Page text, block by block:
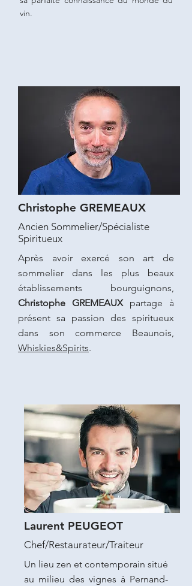
vin.
Christophe GREMEAUX
Ancien Sommelier/Spécialiste
Spiritueux
Après avoir exercé son art de
sommelier dans les plus beaux
établissements bourguignons,
Christophe GREMEAUX partage à
présent sa passion des spiritueux
dans son commerce Beaunois,
Whiskies&Spirits.
Laurent PEUGEOT
Chef/Restaurateur/Traiteur
Un lieu zen et contemporain situé
au milieu des vignes à Pernand-